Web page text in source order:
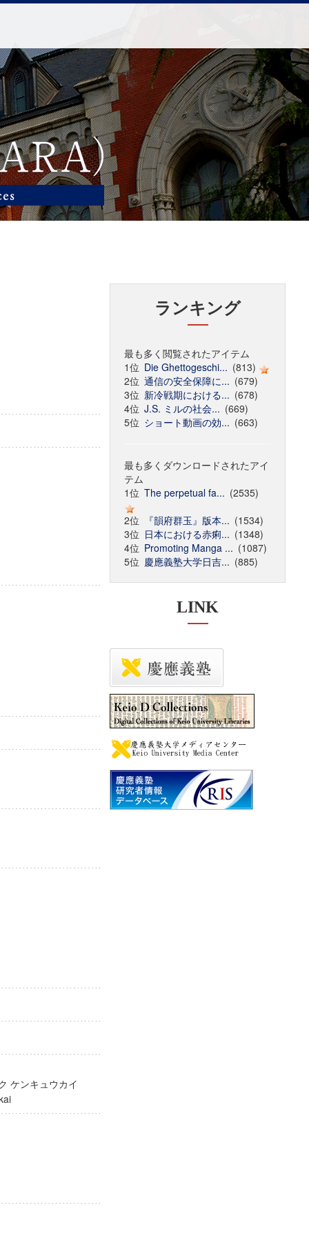
ケンキュウカイ
ランキング
最も多く閲覧されたアイテム
1位 Die Ghettogeschi... (813)
2位 通信の安全保障に... (679)
3位 新冷戦期における... (678)
4位 J.S. ミルの社会... (669)
5位 ショート動画の効... (663)
最も多くダウンロードされたアイ
テム
1位 The perpetual fa... (2535)
2位
『韻府群玉』版本... (1534)
3位 日本における赤痢... (1348)
4位 Promoting Manga ... (1087)
5位 慶應義塾大学日吉... (885)
LINK